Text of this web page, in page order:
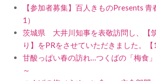
【参加者募集】百人きものPresents 青
1）
茨城県 大井川知事を表敬訪問し、【
り】をPRをさせていただきました。【
甘酸っぱい春の訪れ…つくばの「梅食
～